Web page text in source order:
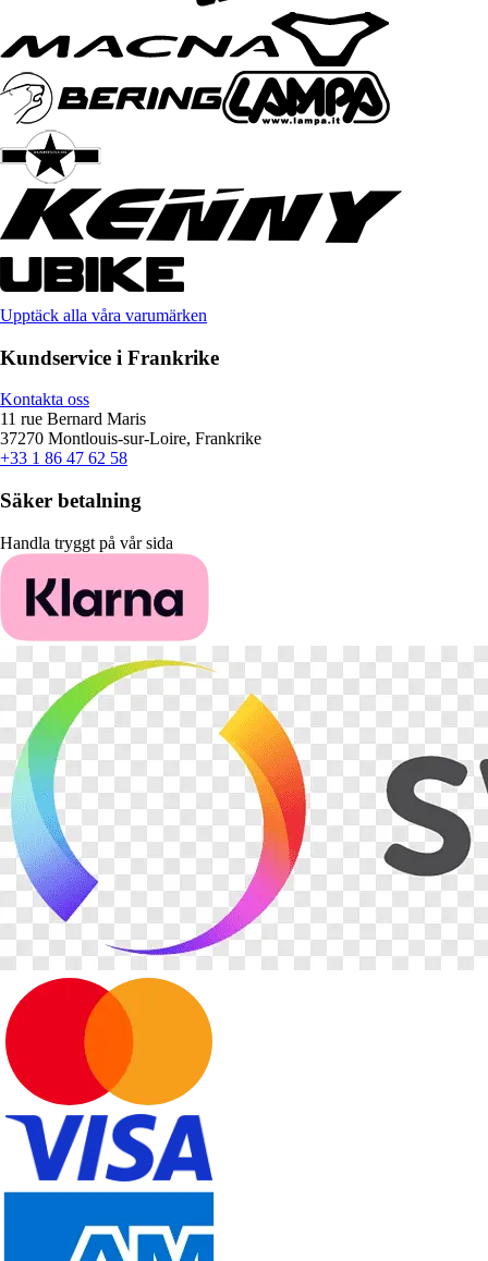
Upptäck alla våra varumärken
Kundservice i Frankrike
Kontakta oss
11 rue Bernard Maris
37270 Montlouis-sur-Loire, Frankrike
+33 1 86 47 62 58
Säker betalning
Handla tryggt på vår sida